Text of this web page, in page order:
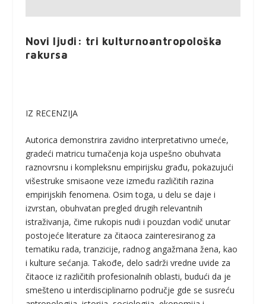
Novi ljudi: tri kulturnoantropološka
rakursa
IZ RECENZIJA
Autorica demonstrira zavidno interpretativno umeće,
gradeći matricu tumačenja koja uspešno obuhvata
raznovrsnu i kompleksnu empirijsku građu, pokazujući
višestruke smisaone veze između različitih razina
empirijskih fenomena. Osim toga, u delu se daje i
izvrstan, obuhvatan pregled drugih relevantnih
istraživanja, čime rukopis nudi i pouzdan vodič unutar
postojeće literature za čitaoca zainteresiranog za
tematiku rada, tranzicije, radnog angažmana žena, kao
i kulture sećanja. Takođe, delo sadrži vredne uvide za
čitaoce iz različitih profesionalnih oblasti, budući da je
smešteno u interdisciplinarno područje gde se susreću